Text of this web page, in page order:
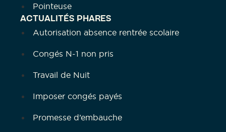
Pointeuse
ACTUALITÉS PHARES
Autorisation absence rentrée scolaire
Congés N-1 non pris
Travail de Nuit
Imposer congés payés
Promesse d’embauche